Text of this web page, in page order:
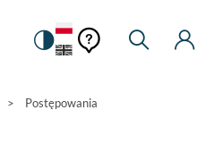
Zmiana
na
kontrastową
Pomoc
kontekstowa
Pomoc
Moje
> Postępowania